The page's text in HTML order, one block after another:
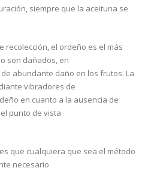
siempre que la aceituna se
recolección, el ordeño es el más
son dañados, en
abundante daño en los frutos. La
vibradores de
en cuanto a la ausencia de
punto de vista
que cualquiera que sea el método
necesario